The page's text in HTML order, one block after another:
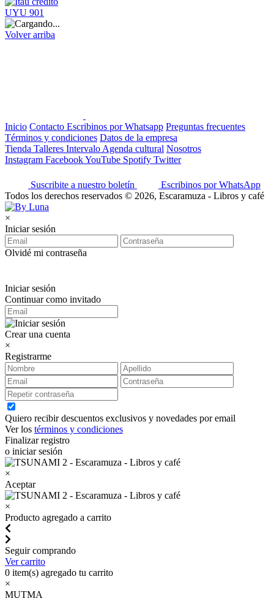
UYU 901
Volver arriba
Inicio Contacto Escribinos por Whatsapp Preguntas frecuentes
Términos y condiciones Datos de la empresa
Tienda Talleres Intervalo Agenda cultural Nosotros
Instagram FacebookYouTube Spotify Twitter
Suscribite a nuestro boletín
Escribinos por WhatsApp
Todos los derechos reservados © 2026, Escaramuza - Libros y café
×
Iniciar sesión
Olvidé mi contraseña
Iniciar sesión
Continuar como invitado
Crear una cuenta
×
Registrarme
Quiero recibir descuentos exclusivos y novedades por email
Ver los términos y condiciones
Finalizar registro
o iniciar sesión
×
Aceptar
×
Producto agregado a carrito
Seguir comprando
Ver carrito
0 item(s) agregado tu carrito
×
MUTMA